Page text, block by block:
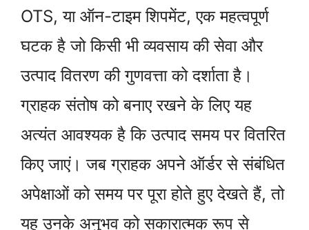
OTS, या ऑन-टाइम शिपमेंट, एक महत्वपूर्ण
घटक है जो किसी भी व्यवसाय की सेवा और
उत्पाद वितरण की गुणवत्ता को दर्शाता है।
ग्राहक संतोष को बनाए रखने के लिए यह
अत्यंत आवश्यक है कि उत्पाद समय पर वितरित
किए जाएं। जब ग्राहक अपने ऑर्डर से संबंधित
अपेक्षाओं को समय पर पूरा होते हुए देखते हैं, तो
यह उनके अनुभव को सकारात्मक रूप से